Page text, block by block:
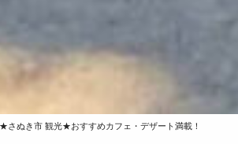
★さぬき市 観光★おすすめカフェ・デザート満載！